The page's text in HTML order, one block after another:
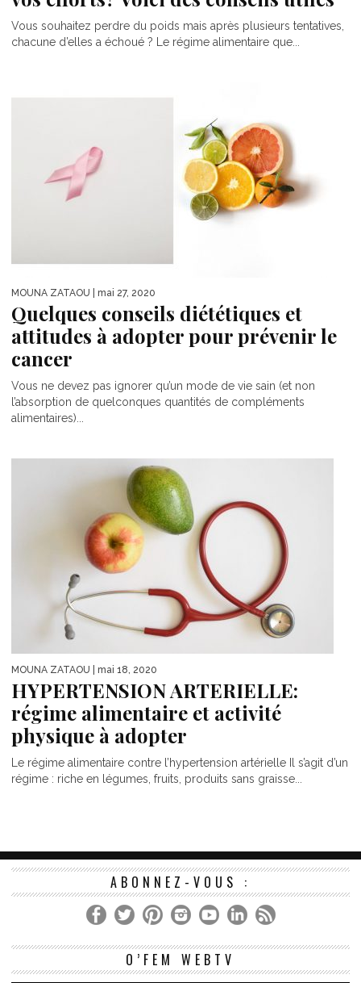
Vous souhaitez perdre du poids mais après plusieurs tentatives,
chacune d’elles a échoué ? Le régime alimentaire que...
MOUNA ZATAOU | mai 27, 2020
Quelques conseils diététiques et
attitudes à adopter pour prévenir le
cancer
Vous ne devez pas ignorer qu’un mode de vie sain (et non
l’absorption de quelconques quantités de compléments
alimentaires)...
MOUNA ZATAOU | mai 18, 2020
HYPERTENSION ARTERIELLE:
régime alimentaire et activité
physique à adopter
Le régime alimentaire contre l’hypertension artérielle Il s’agit d’un
régime : riche en légumes, fruits, produits sans graisse...
ABONNEZ-VOUS :
O’FEM WEBTV